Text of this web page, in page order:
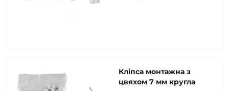
Кліпса монтажна з
цвяхом 7 мм кругла